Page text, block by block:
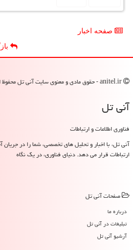
صفحه اخبار
آنی تل
فناوری اطلاعات و ارتباطات
آنی تل، با اخبار و تحلیل های تخصصی، شما را در جریان
ارتباطات قرار می دهد. دنیای فناوری، در یک نگاه
صفحات آنی تل
درباره ما
تبلیغات در آنی تل
آرشیو آنی تل